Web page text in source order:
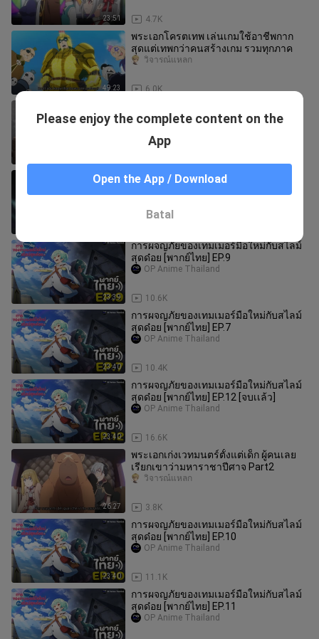
23:51 4.7K
49:23
พระเอกโครตเทพ เล่นเกมใช้อาชีพกาก
สุดแต่เทพกว่าคนสร้างเกม รวมทุกภาค
6.0K
วิจารณ์แหลก
ที่ 10
ราชาวีรชน เกิดใหม่เพื่อขัดเกลาวิถี
ต่อสู้ ตอนที่ 1
23:39
การผจญภัยของเทมเมอร์มือใหม่กับสไลม์
สุดด๋อย [พากย์ไทย] EP.9
10.6K
OP Anime Thailand
23:40
การผจญภัยของเทมเมอร์มือใหม่กับสไลม์
สุดด๋อย [พากย์ไทย] EP.7
10.4K
OP Anime Thailand
23:40
การผจญภัยของเทมเมอร์มือใหม่กับสไลม์
สุดด๋อย [พากย์ไทย] EP.12 [จบเเล้ว]
16.6K
OP Anime Thailand
26:27
พระเอกเก่งเวทมนตร์ตั้งแต่เด็ก ผู้คนเลย
เรียกเขาว่ามหาราชาปีศาจ Part2
3.8K
วิจารณ์แหลก
23:40
การผจญภัยของเทมเมอร์มือใหม่กับสไลม์
สุดด๋อย [พากย์ไทย] EP.10
11.1K
OP Anime Thailand
การผจญภัยของเทมเมอร์มือใหม่กับสไลม์
สุดด๋อย [พากย์ไทย] EP.11
OP Anime Thailand
Please enjoy the complete content on the
App
Open the App / Download
Batal